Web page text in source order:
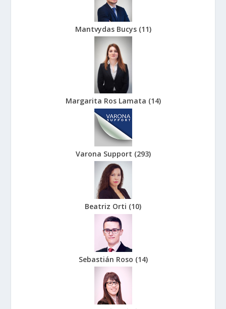
Mantvydas Bucys (11)
Margarita Ros Lamata (14)
Varona Support (293)
Beatriz Orti (10)
Sebastián Roso (14)